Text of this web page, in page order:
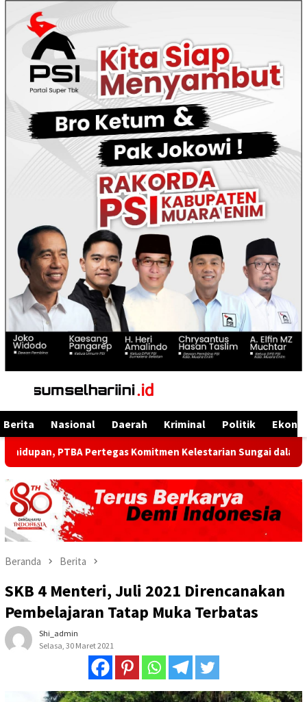
Menu
Mobile
Berita Nasional Daerah Kriminal Politik
PTBA Pertegas Komitmen Kelestarian Sungai dalam
Beranda Berita
SKB 4 Menteri, Juli 2021 Direncanakan
Pembelajaran Tatap Muka Terbatas
Shi_admin
Selasa, 30 Maret 2021